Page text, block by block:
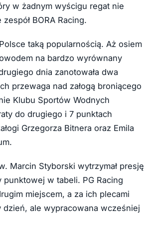
w żadnym wyścigu regat nie
BORA Racing.
taką popularnością. Aż osiem
na bardzo wyrównany
dnia zanotowała dwa
przewaga nad załogą broniącego
Klubu Sportów Wodnych
do drugiego i 7 punktach
Grzegorza Bitnera oraz Emila
Marcin Styborski wytrzymał presję
punktowej w tabeli. PG Racing
miejscem, a za ich plecami
dzień, ale wypracowana wcześniej